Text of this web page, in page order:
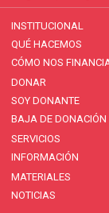
INSTITUCIONAL
QUÉ HACEMOS
CÓMO NOS
DONAR
SOY DONANTE
BAJA DE DONACIÓN
SERVICIOS
INFORMACIÓN
MATERIALES
NOTICIAS